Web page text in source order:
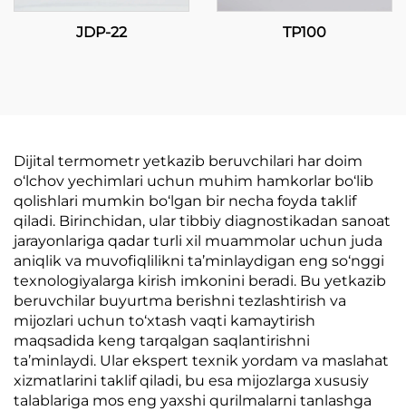
JDP-22 TP100
Dijital termometr yetkazib beruvchilari har doim
o‘lchov yechimlari uchun muhim hamkorlar bo‘lib
qolishlari mumkin bo‘lgan bir necha foyda taklif
qiladi. Birinchidan, ular tibbiy diagnostikadan sanoat
jarayonlariga qadar turli xil muammolar uchun juda
aniqlik va muvofiqlilikni ta’minlaydigan eng so‘nggi
texnologiyalarga kirish imkonini beradi. Bu yetkazib
beruvchilar buyurtma berishni tezlashtirish va
mijozlari uchun to‘xtash vaqti kamaytirish
maqsadida keng tarqalgan saqlantirishni
ta’minlaydi. Ular ekspert texnik yordam va maslahat
xizmatlarini taklif qiladi, bu esa mijozlarga xususiy
talablariga mos eng yaxshi qurilmalarni tanlashga